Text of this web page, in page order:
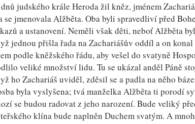
judského krále Heroda žil kněz, jménem
se jmenovala Alžběta. Oba byli spravedliví před
a ustanovení. Neměli však děti, neboť Alžběta
jednou přišla řada na Zachariášův oddíl a on
podle kněžského řádu, aby vešel do svatyně
veliké množství lidu. Tu se ukázal anděl Páně
ho Zachariáš uviděl, zděsil se a padla na něho
byla vyslyšena; tvá manželka Alžběta ti porodí
se budou radovat z jeho narození. Bude veliký
klína bude naplněn Duchem svatým. A